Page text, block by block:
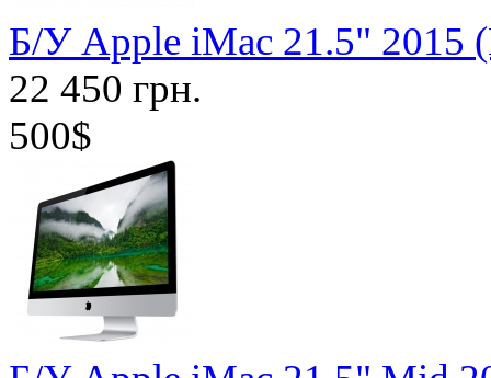
Б/У Apple iMac 21.5" 2015
22 450 грн.
500$